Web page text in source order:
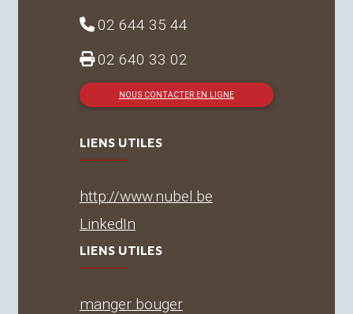
02 644 35 44
02 640 33 02
NOUS CONTACTER EN LIGNE
LIENS UTILES
http://www.nubel.be
LinkedIn
LIENS UTILES
manger bouger